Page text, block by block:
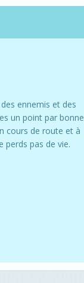
ennemis et des
un point par bonne
cours de route et à
perds pas de vie.